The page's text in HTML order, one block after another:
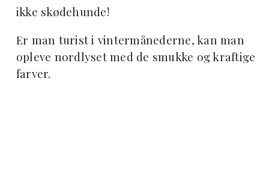
ikke skødehunde!
Er man turist i vintermånederne, kan man
opleve nordlyset med de smukke og kraftige
farver.